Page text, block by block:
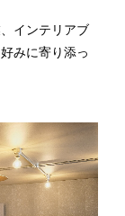
インテリアブ
みに寄り添っ